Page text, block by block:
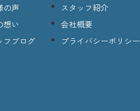
の声
想い
フブログ
スタッフ紹介
会社概要
プライバシーポリシー